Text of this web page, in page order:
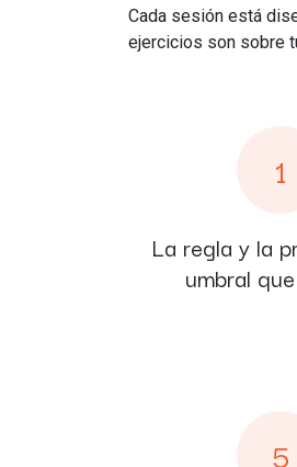
Cada sesión está
ejercicios son sobre
1
La regla y la
umbral
5